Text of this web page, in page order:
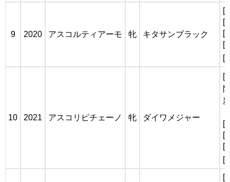
9 2020 アスコルティアーモ 牝 キタサンブラック
[
[
[
[
10 2021 アスコリピチェーノ 牝 ダイワメジャー
[
[
[
[